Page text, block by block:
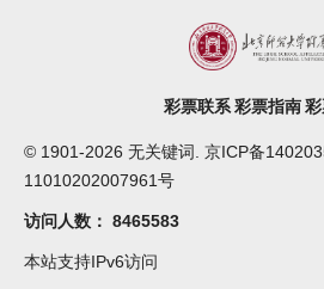
彩票联系彩票指南
© 1901-2026 无关键词. 京ICP备
11010202007961号
访问人数： 8465583
本站支持IPv6访问